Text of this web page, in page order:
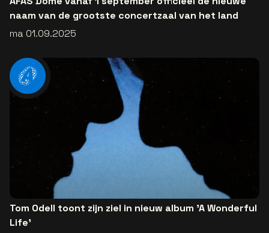
naam van de grootste concertzaal van het land
ma 01.09.2025
Tom Odell toont zijn ziel in nieuw album 'A Wonderful
Life'